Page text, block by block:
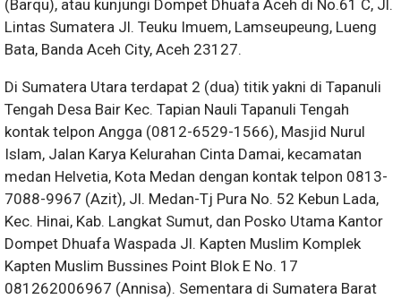
(Barqu), atau kunjungi Dompet Dhuafa Aceh di No.61 C, Jl.
Lintas Sumatera Jl. Teuku Imuem, Lamseupeung, Lueng
Bata, Banda Aceh City, Aceh 23127.
Di Sumatera Utara terdapat 2 (dua) titik yakni di Tapanuli
Tengah Desa Bair Kec. Tapian Nauli Tapanuli Tengah
kontak telpon Angga (0812-6529-1566), Masjid Nurul
Islam, Jalan Karya Kelurahan Cinta Damai, kecamatan
medan Helvetia, Kota Medan dengan kontak telpon 0813-
7088-9967 (Azit), Jl. Medan-Tj Pura No. 52 Kebun Lada,
Kec. Hinai, Kab. Langkat Sumut, dan Posko Utama Kantor
Dompet Dhuafa Waspada Jl. Kapten Muslim Komplek
Kapten Muslim Bussines Point Blok E No. 17
081262006967 (Annisa). Sementara di Sumatera Barat